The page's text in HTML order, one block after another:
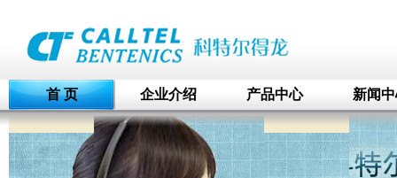
首 页 企业介绍 产品中心 新闻